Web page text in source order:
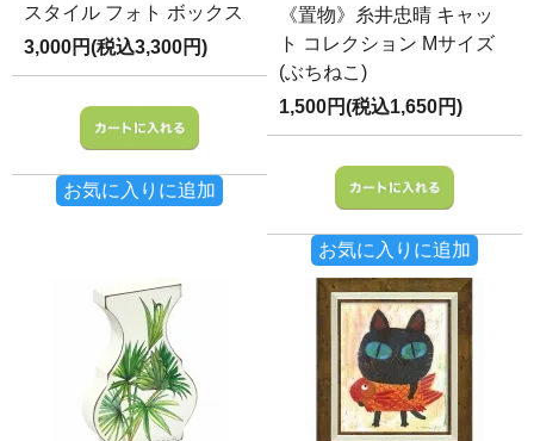
スタイル フォト ボックス
3,000円(税込3,300円)
お気に入りに追加
《置物》糸井忠晴 キャッ
ト コレクション Mサイズ
(ぶちねこ)
1,500円(税込1,650円)
お気に入りに追加